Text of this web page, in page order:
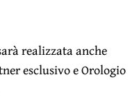
realizzata anche
esclusivo e Orologio